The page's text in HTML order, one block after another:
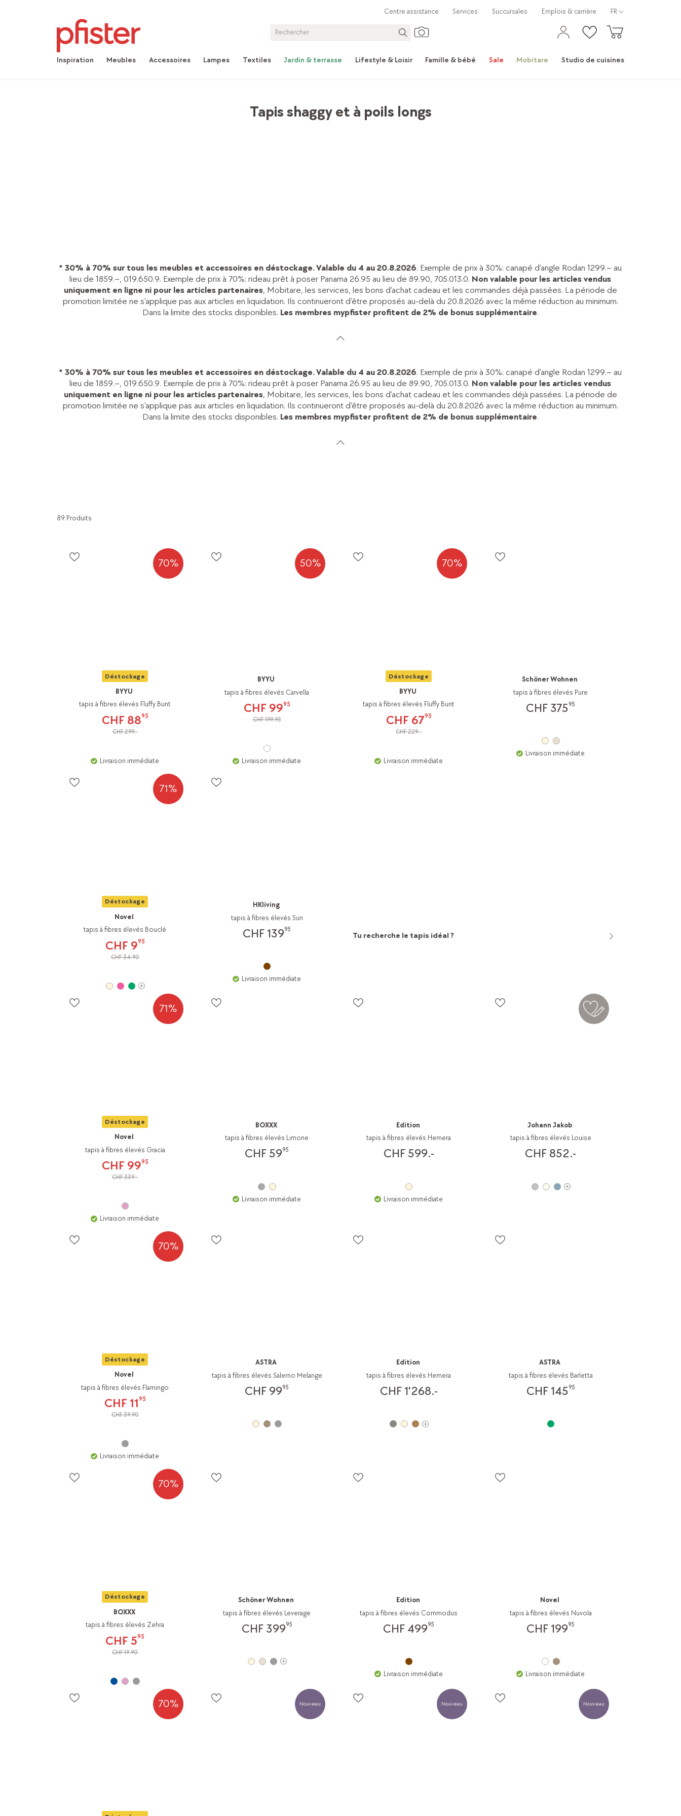
Inspiration Meubles Accessoires Lampes Textiles Jardin & terrasse Lifestyle & Loisir Famille & bébé Sale Mobitare Studio de cuisines
Centre assistance Services Succursales Emplois & carrière FR
Tapis shaggy et à poils longs
* 30% à 70% sur tous les meubles et accessoires en déstockage. Valable du 4 au 20.8.2026. Exemple de prix à 30%: canapé d’angle Rodan 1299.– au
lieu de 1859.–, 019.650.9. Exemple de prix à 70%: rideau prêt à poser Panama 26.95 au lieu de 89.90, 705.013.0. Non valable pour les articles vendus
uniquement en ligne ni pour les articles partenaires, Mobitare, les services, les bons d’achat cadeau et les commandes déjà passées. La période de
promotion limitée ne s’applique pas aux articles en liquidation. Ils continueront d’être proposés au-delà du 20.8.2026 avec la même réduction au minimum.
Dans la limite des stocks disponibles. Les membres mypfister profitent de 2% de bonus supplémentaire.
* 30% à 70% sur tous les meubles et accessoires en déstockage. Valable du 4 au 20.8.2026. Exemple de prix à 30%: canapé d’angle Rodan 1299.– au
lieu de 1859.–, 019.650.9. Exemple de prix à 70%: rideau prêt à poser Panama 26.95 au lieu de 89.90, 705.013.0. Non valable pour les articles vendus
uniquement en ligne ni pour les articles partenaires, Mobitare, les services, les bons d’achat cadeau et les commandes déjà passées. La période de
promotion limitée ne s’applique pas aux articles en liquidation. Ils continueront d’être proposés au-delà du 20.8.2026 avec la même réduction au minimum.
Dans la limite des stocks disponibles. Les membres mypfister profitent de 2% de bonus supplémentaire.
89 Produits
70%
Déstockage
BYYU
tapis à fibres élevés Fluffy Bunt
CHF 8895
CHF 299.-
Livraison immédiate
50%
BYYU
tapis à fibres élevés Carvella
CHF 9995
CHF 199.95
Livraison immédiate
70%
Déstockage
BYYU
tapis à fibres élevés Fluffy Bunt
CHF 6795
CHF 229.-
Livraison immédiate
Schöner Wohnen
tapis à fibres élevés Pure
CHF 37595
Livraison immédiate
71%
Déstockage
Novel
tapis à fibres élevés Bouclé
CHF 995
CHF 34.90
HKliving
tapis à fibres élevés Sun
CHF 13995
Livraison immédiate
Tu recherche le tapis idéal ?
Cliquez ici pour accéder à notre guide pratique
71%
Déstockage
Novel
tapis à fibres élevés Gracia
CHF 9995
CHF 339.-
Livraison immédiate
BOXXX
tapis à fibres élevés Limone
CHF 5995
Livraison immédiate
Edition
tapis à fibres élevés Hemera
CHF 599.-
Livraison immédiate
Johann Jakob
tapis à fibres élevés Louise
CHF 852.-
70%
Déstockage
Novel
tapis à fibres élevés Flamingo
CHF 1195
CHF 39.90
Livraison immédiate
ASTRA
tapis à fibres élevés Salerno Melange
CHF 9995
Edition
tapis à fibres élevés Hemera
CHF 1'268.-
ASTRA
tapis à fibres élevés Barletta
CHF 14595
70%
Déstockage
BOXXX
tapis à fibres élevés Zehra
CHF 595
CHF 19.90
Schöner Wohnen
tapis à fibres élevés Leverage
CHF 39995
Edition
tapis à fibres élevés Commodus
CHF 49995
Livraison immédiate
Novel
tapis à fibres élevés Nuvola
CHF 19995
Livraison immédiate
70% Nouveau Nouveau Nouveau